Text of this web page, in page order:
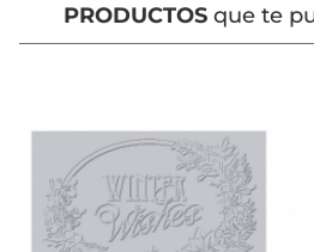
PRODUCTOSque te